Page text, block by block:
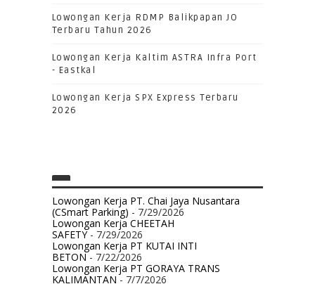
Lowongan Kerja RDMP Balikpapan JO
Terbaru Tahun 2026
Lowongan Kerja Kaltim ASTRA Infra Port
- Eastkal
Lowongan Kerja SPX Express Terbaru
2026
Lowongan Kerja PT. Chai Jaya Nusantara
(CSmart Parking) - 7/29/2026
Lowongan Kerja CHEETAH
SAFETY- 7/29/2026
Lowongan Kerja PT KUTAI INTI
BETON- 7/22/2026
Lowongan Kerja PT GORAYA TRANS
KALIMANTAN- 7/7/2026